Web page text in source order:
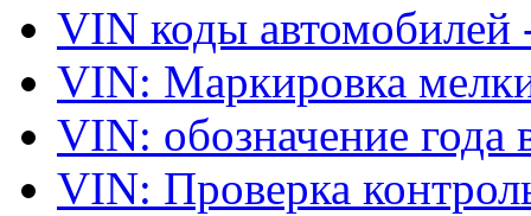
VIN коды автомобилей
VIN: Маркировка
VIN: обозначение года
VIN: Проверка